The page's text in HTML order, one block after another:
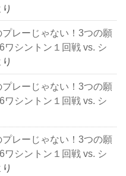
り
プレーじゃない！3つの願
ワシントン１回戦 vs. シ
り
プレーじゃない！3つの願
ワシントン１回戦 vs. シ
プレーじゃない！3つの願
ワシントン１回戦 vs. シ
り